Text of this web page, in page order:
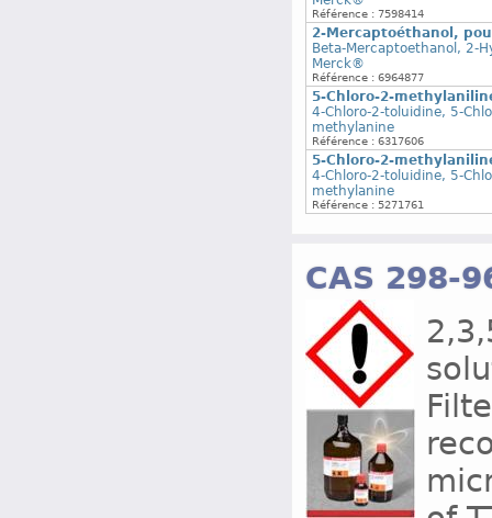
Référence : 7598414
2-Mercaptoéthanol,
Beta-Mercaptoethanol, 2-
Merck®
Référence : 6964877
5-Chloro-2-
4-Chloro-2-toluidine, 5-
methylanine
Référence : 6317606
5-Chloro-2-
4-Chloro-2-toluidine, 5-
methylanine
Référence : 5271761
CAS 298-